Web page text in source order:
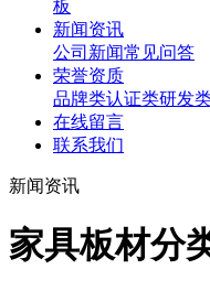
板
新闻资讯
公司新闻常见问答
荣誉资质
品牌类认证类研发
在线留言
联系我们
新闻资讯
家具板材分